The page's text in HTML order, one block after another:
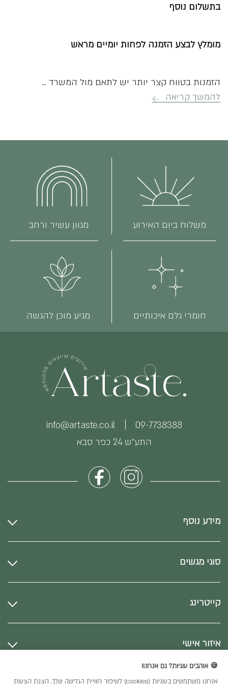
בתשלום נוסף
מומלץ לבצע הזמנה לפחות יומיים מראש
הזמנות בטווח קצר יותר יש לתאם מול המשרד ...
להמשך קריאה
משלוח ביום האירוע מגוון עשיר ורחב
חומרי גלם איכותיים מגיע מוכן להגשה
התע״ש 24 כפר סבא
09-7738388
info@artaste.co.il
מידע נוסף
סוגי מגשים
קייטרינג
איזור אישי
🍪 אוהבים עוגיות? גם אנחנו!
אנחנו משתמשים בעוגיות (cookies) לשיפור חוויית הגלישה שלך, הצגת הצעות